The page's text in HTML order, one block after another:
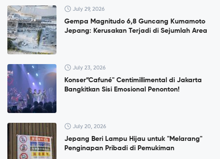
July 29, 2026
Gempa Magnitudo 6,8 Guncang Kumamoto
Jepang: Kerusakan Terjadi di Sejumlah Area
July 23, 2026
Konser”Cafuné" Centimillimental di Jakarta
Bangkitkan Sisi Emosional Penonton!
July 20, 2026
Jepang Beri Lampu Hijau untuk "Melarang"
Penginapan Pribadi di Pemukiman